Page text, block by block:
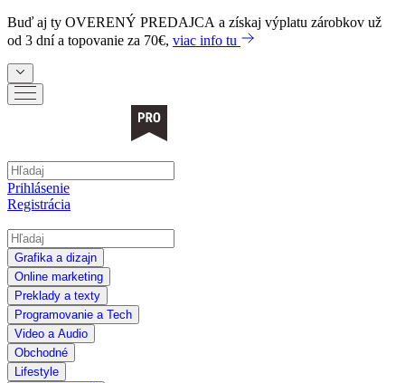
Buď aj ty OVERENÝ PREDAJCA a získaj výplatu zárobkov už
od 3 dní a topovanie za 70€, viac info tu
Prihlásenie
Registrácia
Grafika a dizajn
Online marketing
Preklady a texty
Programovanie a Tech
Video a Audio
Obchodné
Lifestyle